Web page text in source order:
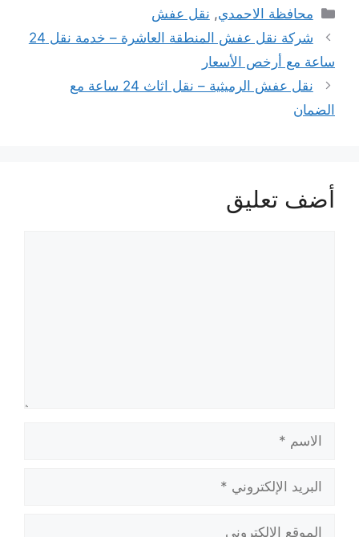
التصنيفات
محافظة الاحمدي, نقل عفش
شركة نقل عفش المنطقة العاشرة – خدمة نقل 24
ساعة مع أرخص الأسعار
نقل عفش الرميثية – نقل اثاث 24 ساعة مع
الضمان
أضف تعليق
الاسم
البريد
الإلكتروني
الموقع